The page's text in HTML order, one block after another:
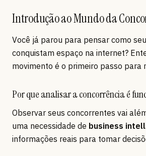
Introdução ao Mundo da
Você já parou para pensar como
conquistam espaço na internet?
movimento é o primeiro passo para
Por que analisar a concorrência é
Observar seus concorrentes vai
uma necessidade de business
informações reais para tomar